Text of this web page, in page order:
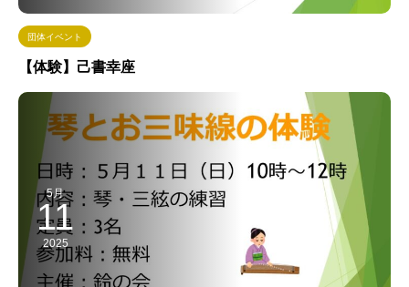
団体イベント
【体験】己書幸座
5月
11
2025